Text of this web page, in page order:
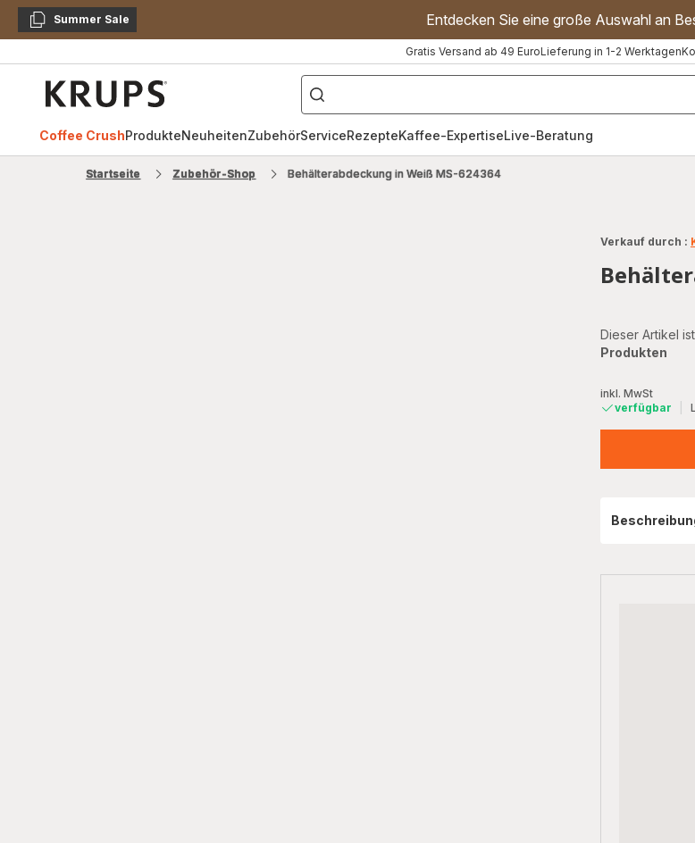
KopierenSummer Sale Entdecken Sie eine große Auswahl an
Gratis Versand ab 49 EuroLieferung in 1-2 Werktagen
["Kaffeevollautomat","Handmixer","Waffeleisen"]
Coffee CrushProdukteNeuheitenZubehörServiceRezepteKaffee-ExpertiseLive-Beratung
Startseite Zubehör-Shop Behälterabdeckung in Weiß MS-624364
Verkauf durch :
Dieser Artikel
Produkten
inkl. MwSt
verfügbar